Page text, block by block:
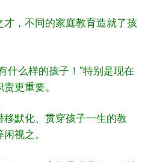
，不同的家庭教育造就了孩
什么样的孩子！”特别是现在
更重要。
默化、贯穿孩子一生的教
视之。